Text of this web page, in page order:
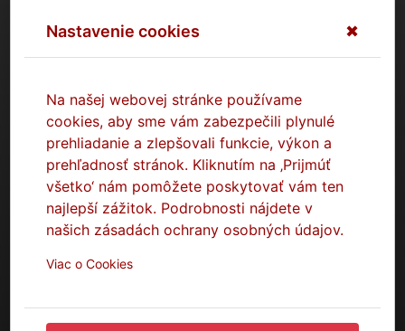
Nastavenie cookies ✖
Na našej webovej stránke používame
cookies, aby sme vám zabezpečili plynulé
prehliadanie a zlepšovali funkcie, výkon a
prehľadnosť stránok. Kliknutím na ‚Prijmúť
všetko‘ nám pomôžete poskytovať vám ten
najlepší zážitok. Podrobnosti nájdete v
našich zásadách ochrany osobných údajov.
Viac o Cookies